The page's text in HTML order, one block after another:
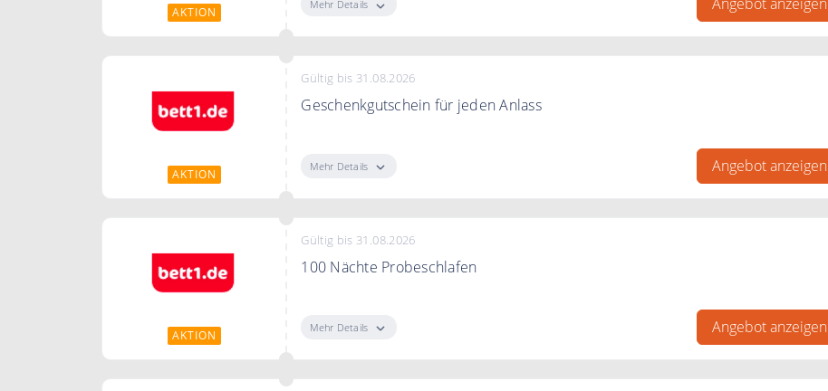
AKTION
Mehr Details Angebot anzeigen
AKTION
Gültig bis 31.08.2026
Geschenkgutschein für jeden Anlass
Mehr Details Angebot anzeigen
AKTION
Gültig bis 31.08.2026
100 Nächte Probeschlafen
Können Sie sie ohne Wenn und Aber innerhalb von 100 Tagen ab Lieferdatum
wieder zurückgeben.
Mehr Details Angebot anzeigen